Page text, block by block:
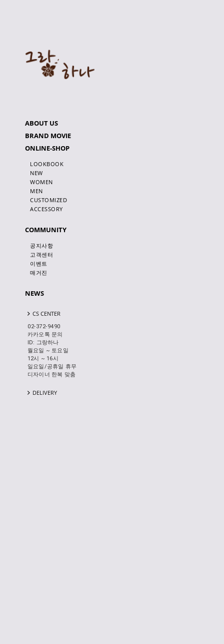
ABOUT US
BRAND MOVIE
ONLINE-SHOP
LOOKBOOK
NEW
WOMEN
MEN
CUSTOMIZED
ACCESSORY
COMMUNITY
공지사항
고객센터
이벤트
매거진
NEWS
CS CENTER
02-372-9490
카카오톡 문의
ID: 그랑하나
월요일 ~ 토요일
12시 ~ 16시
일요일/공휴일 휴무
디자이너 한복 맞춤
DELIVERY